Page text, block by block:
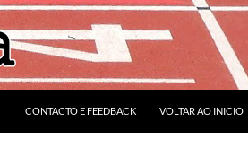
CONTACTO E FEEDBACK VOLTAR AO INICIO